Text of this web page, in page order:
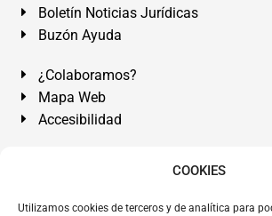
COOKIES
Utilizamos cookies de terceros y de analítica para
Boletín Noticias Jurídicas
Buzón Ayuda
¿Colaboramos?
Mapa Web
Accesibilidad
Álvarez Abogados Tenerife:Calle
de Tenerife. Islas Canarias.